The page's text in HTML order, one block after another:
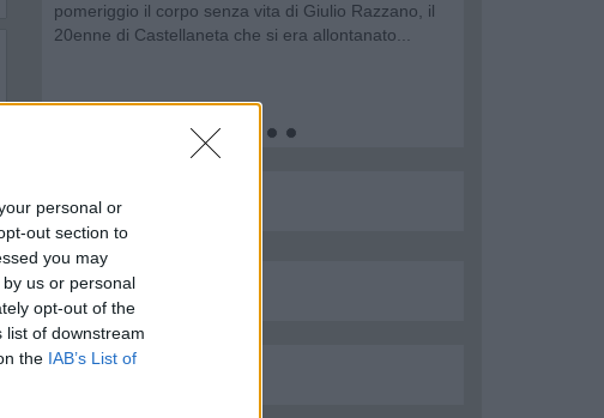
personal or
out section to
you may
us or personal
opt-out of the
list of downstream
the IAB’s List of
pomeriggio di oggi, domenica 26 luglio, un giovane
ha perso la vita in mare....